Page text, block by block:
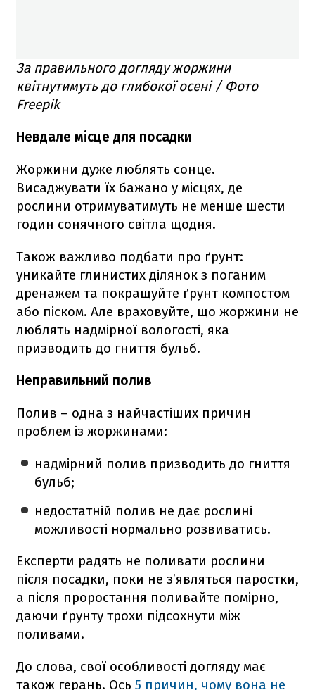
За правильного догляду жоржини
квітнутимуть до глибокої осені / Фото
Freepik
Невдале місце для посадки
Жоржини дуже люблять сонце.
Висаджувати їх бажано у місцях, де
рослини отримуватимуть не менше шести
годин сонячного світла щодня.
Також важливо подбати про ґрунт:
уникайте глинистих ділянок з поганим
дренажем та покращуйте ґрунт компостом
або піском. Але враховуйте, що жоржини не
люблять надмірної вологості, яка
призводить до гниття бульб.
Неправильний полив
Полив – одна з найчастіших причин
проблем із жоржинами:
надмірний полив призводить до гниття
бульб;
недостатній полив не дає рослині
можливості нормально розвиватись.
Експерти радять не поливати рослини
після посадки, поки не з’являться паростки,
а після проростання поливайте помірно,
даючи ґрунту трохи підсохнути між
поливами.
До слова, свої особливості догляду має
також герань. Ось 5 причин, чому вона не